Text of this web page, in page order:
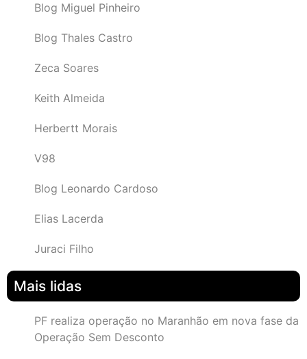
Blog Miguel Pinheiro
Blog Thales Castro
Zeca Soares
Keith Almeida
Herbertt Morais
V98
Blog Leonardo Cardoso
Elias Lacerda
Juraci Filho
Mais lidas
PF realiza operação no Maranhão em nova fase da
Operação Sem Desconto